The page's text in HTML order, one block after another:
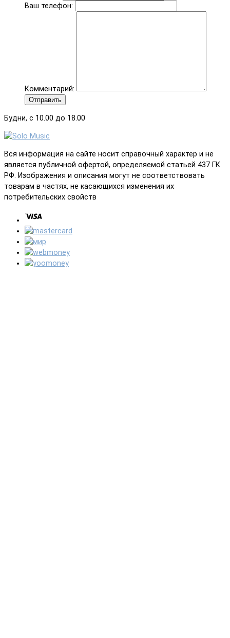
Ваш телефон:
Комментарий:
Отправить
Будни, с 10.00 до 18.00
Вся информация на сайте носит справочный характер и не
является публичной офертой, определяемой статьей 437 ГК
РФ. Изображения и описания могут не соответствовать
товарам в частях, не касающихся изменения их
потребительских свойств